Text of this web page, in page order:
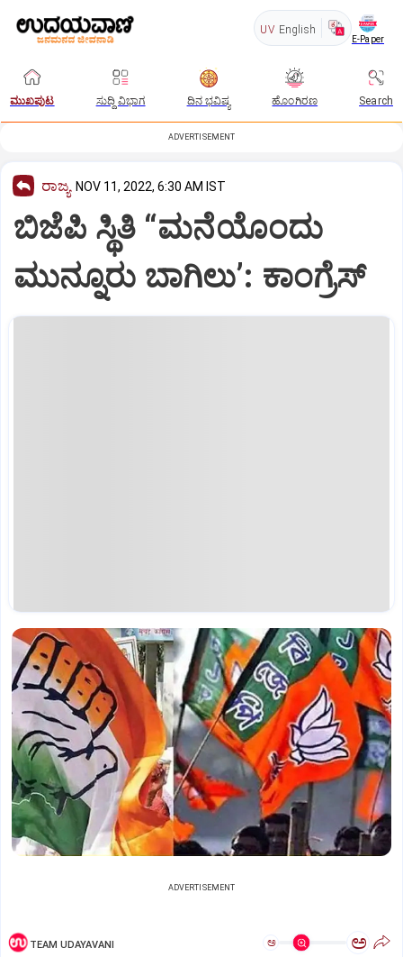
UV English
E-Paper
ಮುಖಪುಟ ಸುದ್ದಿ ವಿಭಾಗ ದಿನ ಭವಿಷ್ಯ ಹೊಂಗಿರಣ Search
ADVERTISEMENT
ರಾಜ್ಯ NOV 11, 2022, 6:30 AM IST
ಬಿಜೆಪಿ ಸ್ಥಿತಿ “ಮನೆಯೊಂದು
ಮುನ್ನೂರು ಬಾಗಿಲು’: ಕಾಂಗ್ರೆಸ್‌
ADVERTISEMENT
TEAM UDAYAVANI ಅ ಅ